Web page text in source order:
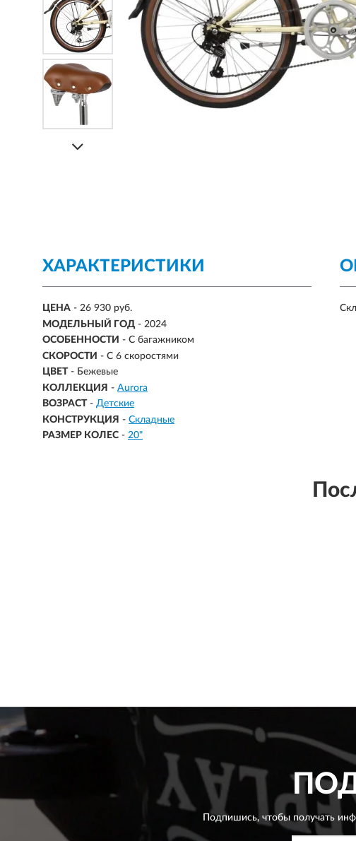
ХАРАКТЕРИСТИКИ
ЦЕНА - 26 930 руб.
МОДЕЛЬНЫЙ ГОД - 2024
ОСОБЕННОСТИ - С багажником
СКОРОСТИ - С 6 скоростями
ЦВЕТ - Бежевые
КОЛЛЕКЦИЯ - Aurora
ВОЗРАСТ - Детские
КОНСТРУКЦИЯ - Складные
РАЗМЕР КОЛЕС - 20"
Подпишись, чтобы получать